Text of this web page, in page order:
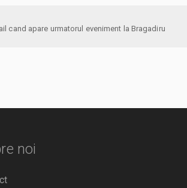
anunta-ma pe email cand apare urmatorul eveniment la Bragadiru
noi